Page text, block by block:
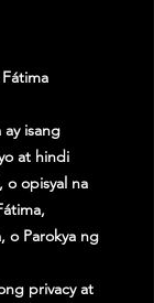
isang
at hindi
o opisyal na
o Parokya ng
privacy at